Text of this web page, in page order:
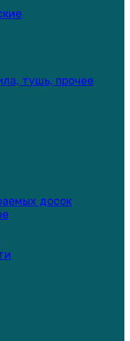
тушь, прочее
досок